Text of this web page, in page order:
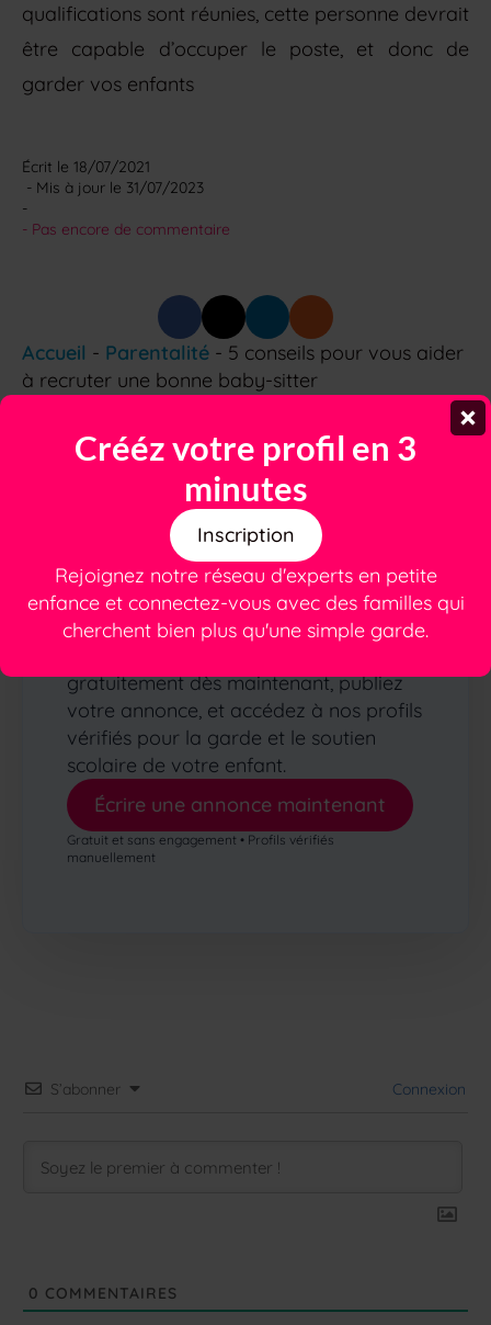
qualifications sont réunies, cette personne devrait
être capable d’occuper le poste, et donc de
garder vos enfants
Écrit le 18/07/2021
- Mis à jour le 31/07/2023
-
- Pas encore de commentaire
Accueil - Parentalité - 5 conseils pour vous aider
à recruter une bonne baby-sitter
Besoin d'une nounou ou
d'un(e) babysitter de
confiance ?
Rejoignez plus de 4600 autres parents
gratuitement dès maintenant, publiez
votre annonce, et accédez à nos profils
vérifiés pour la garde et le soutien
scolaire de votre enfant.
Écrire une annonce maintenant
Gratuit et sans engagement • Profils vérifiés
manuellement
S’abonner Connexion
0 COMMENTAIRES
Crééz votre profil en 3
minutes
Inscription
Rejoignez notre réseau d'experts en petite
enfance et connectez-vous avec des familles qui
cherchent bien plus qu'une simple garde.